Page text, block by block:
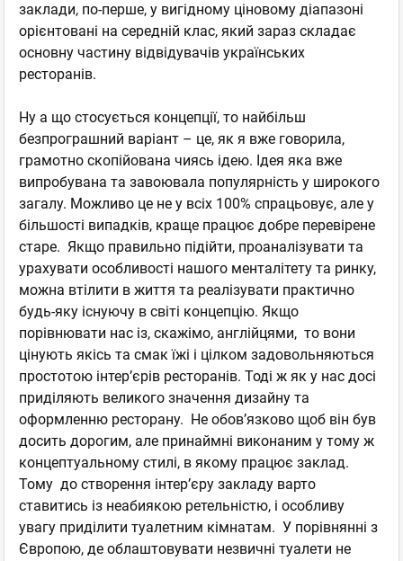
заклади, по-перше, у вигідному ціновому діапазоні
орієнтовані на середній клас, який зараз складає
основну частину відвідувачів українських
ресторанів.
Ну а що стосується концепції, то найбільш
безпрограшний варіант – це, як я вже говорила,
грамотно скопійована чиясь ідею. Ідея яка вже
випробувана та завоювала популярність у широкого
загалу. Можливо це не у всіх 100% спрацьовує, але у
більшості випадків, краще працює добре перевірене
старе. Якщо правильно підійти, проаналізувати та
урахувати особливості нашого менталітету та ринку,
можна втілити в життя та реалізувати практично
будь-яку існуючу в світі концепцію. Якщо
порівнювати нас із, скажімо, англійцями, то вони
цінують якісь та смак їжі і цілком задовольняються
простотою інтер’єрів ресторанів. Тоді ж як у нас досі
приділяють великого значення дизайну та
оформленню ресторану. Не обов’язково щоб він був
досить дорогим, але принаймні виконаним у тому ж
концептуальному стилі, в якому працює заклад.
Тому до створення інтер’єру закладу варто
ставитись із неабиякою ретельністю, і особливу
увагу приділити туалетним кімнатам. У порівнянні з
Європою, де облаштовувати незвичні туалети не